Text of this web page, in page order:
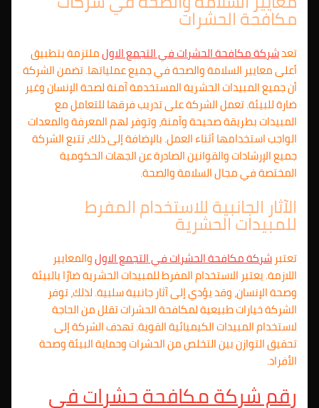
مكافحة الحشرات
تعدشركة مكافحة الحشرات فيالتجمع الاولملتزمة بتطبيق
أعلى معايير السلامة والصحة في جميع عملياتها. تضمن الشركة
أن جميع المبيدات الحشرية المستخدمة آمنة لصحة الإنسان وغير
ضارة للبيئة. تعمل الشركة على تدريب فرقها للتعامل مع
المبيدات بطريقة صحيحة وآمنة، وتوفر لهم المعرفة والمعدات
الواجب استخدامها أثناء العمل. بالإضافة إلى ذلك، تتبع الشركة
جميع الإرشادات والقوانين الصادرة عن الجهات الحكومية
المختصة في مجال السلامة والصحة.
الآثار الجانبية للاستخدام المفرط
للمبيدات الحشرية
تعتبرشركة مكافحة الحشرات فيالتجمع الاولوالمعايير
اللازمة. يعتبر الاستخدام المفرط للمبيدات الحشرية ضارًا بالبيئة
وصحة الإنسان، وقد يؤدي إلى آثار جانبية سلبية. لذلك، توفر
الشركة خيارات طبيعية لمكافحة الحشرات تقلل من الحاجة
لاستخدام المبيدات الكيميائية القوية. تهدف الشركة إلى
تحقيق التوازن بين التخلص من الحشرات وحماية البيئة وصحة
الأفراد.
رقم شركة مكافحة حشرات فى